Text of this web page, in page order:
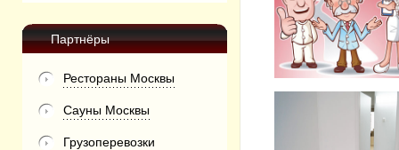
Партнёры
Рестораны Москвы
Сауны Москвы
Грузоперевозки